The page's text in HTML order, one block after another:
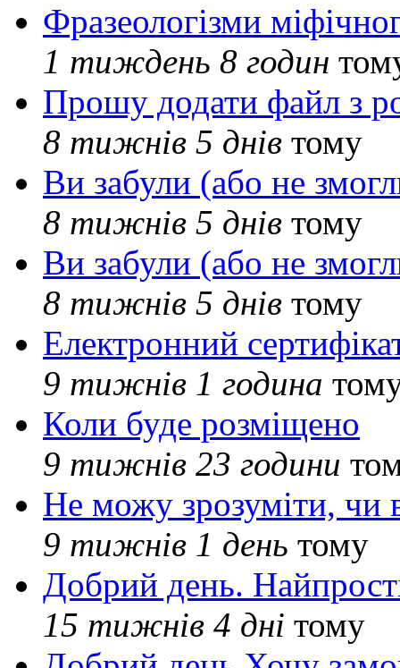
Фразеологізми
1 тиждень 8 годин
Прошу додати файл з
8 тижнів 5 днів тому
Ви забули (або не
8 тижнів 5 днів тому
Ви забули (або не
8 тижнів 5 днів тому
Електронний
9 тижнів 1 година
Коли буде розміщено
9 тижнів 23 години
Не можу зрозуміти, чи
9 тижнів 1 день тому
Добрий день.
15 тижнів 4 дні тому